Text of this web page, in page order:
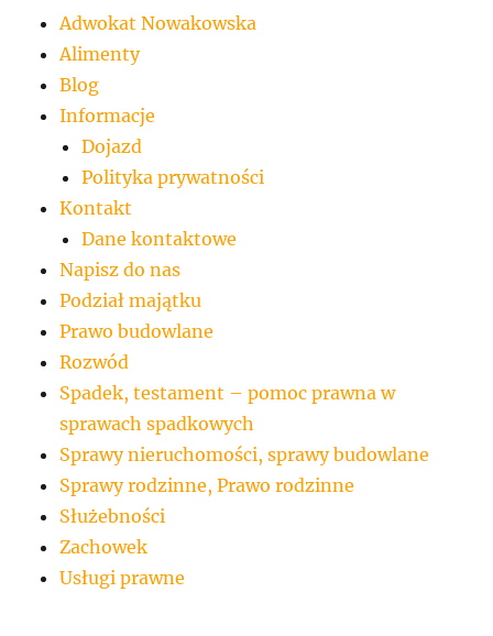
Adwokat Nowakowska
Alimenty
Blog
Informacje
Dojazd
Polityka prywatności
Kontakt
Dane kontaktowe
Napisz do nas
Podział majątku
Prawo budowlane
Rozwód
Spadek, testament – pomoc prawna w
sprawach spadkowych
Sprawy nieruchomości, sprawy budowlane
Sprawy rodzinne, Prawo rodzinne
Służebności
Zachowek
Usługi prawne